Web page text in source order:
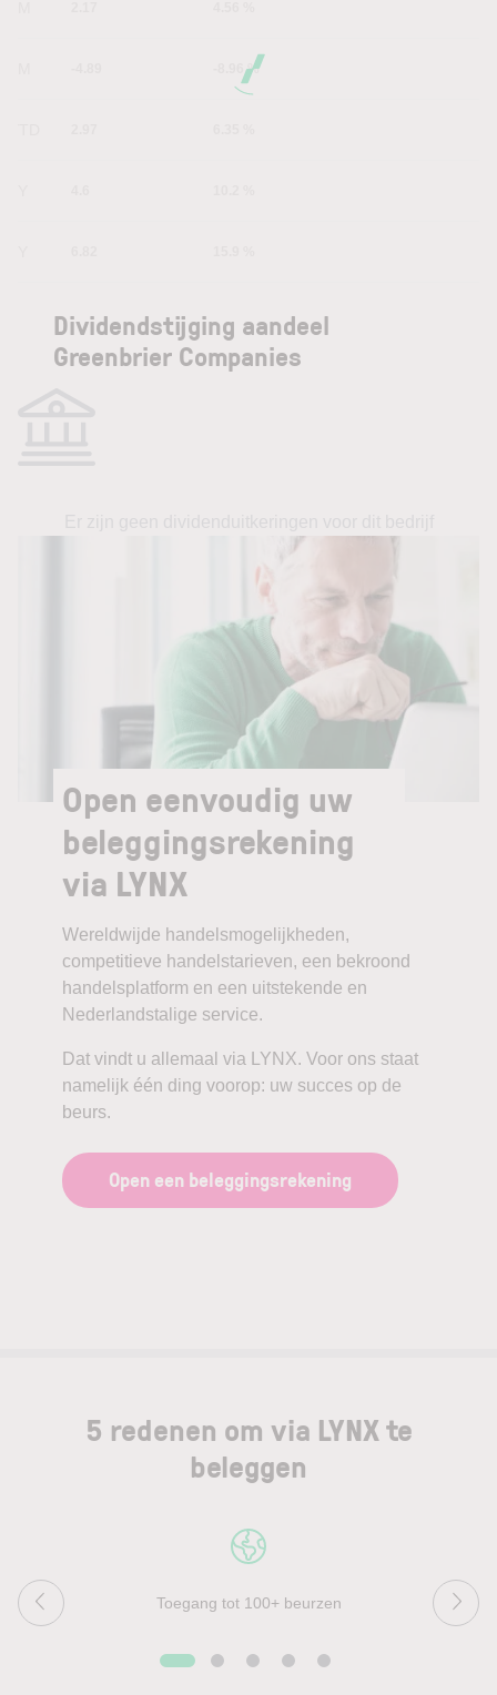
-8.96 %
Dividendstijging aandeel
Greenbrier Companies
Open eenvoudig uw
beleggingsrekening
via LYNX
Wereldwijde handelsmogelijkheden,
competitieve handelstarieven, een bekroond
handelsplatform en een uitstekende en
Nederlandstalige service.
Dat vindt u allemaal via LYNX. Voor ons staat
namelijk één ding voorop: uw succes op de
beurs.
Open een beleggingsrekening
5 redenen om via LYNX te
beleggen
Toegang tot 100+ beurzen